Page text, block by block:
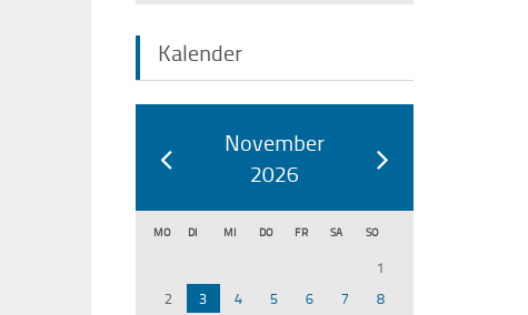
Kalender
November
2026
MO DI MI DO FR SA SO
1
2
3 4 5 6 7
8